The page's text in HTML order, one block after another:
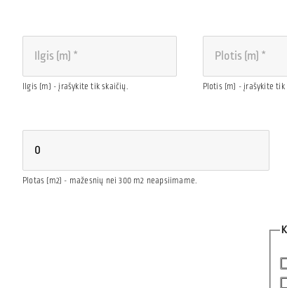
Ilgis (m) - įrašykite tik skaičių. Plotis (m) - įrašykite tik
Plotas (m2) - mažesnių nei 300 m2 neapsiimame.